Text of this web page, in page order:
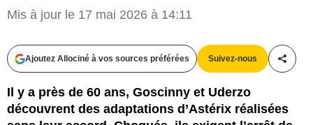
Mis à jour le 17 mai 2026 à 14:11
Ajoutez Allociné à vos sources préférées Suivez-nous
Il y a près de 60 ans, Goscinny et Uderzo
découvrent des adaptations d’Astérix réalisées